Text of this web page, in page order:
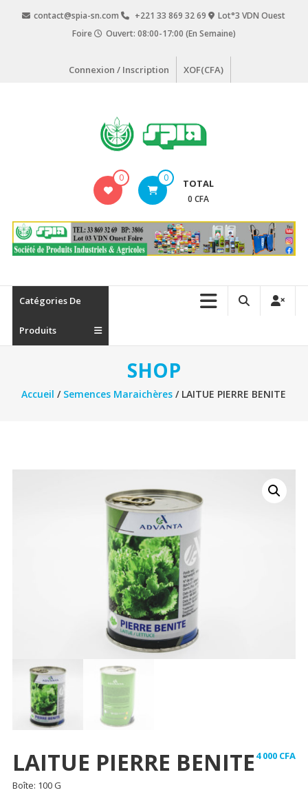
contact@spia-sn.com +221 33 869 32 69
Lot°3 VDN Ouest
Foire
Ouvert: 08:00-17:00 (En Semaine)
Connexion / Inscription XOF(CFA)
Produits
Industriels
0 0 TOTAL
0 CFA
Catégories De
Produits
SHOP
Accueil / Semences Maraichères / LAITUE PIERRE BENITE
LAITUE PIERRE BENITE 4 000 CFA
Boîte: 100 G